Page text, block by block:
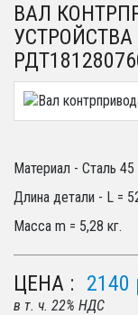
ВАЛ
УСТРОЙСТВА
Материал - Сталь 45
Длина детали - L =
Масса m = 5,28 кг.
ЦЕНА : 2140
в т. ч. 22% НДС